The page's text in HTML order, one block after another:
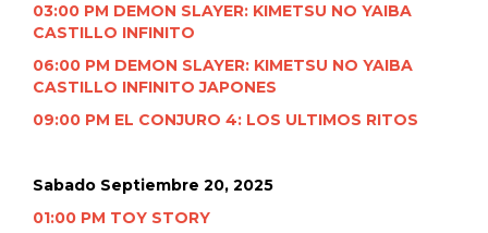
03:00 PM DEMON SLAYER: KIMETSU NO YAIBA
CASTILLO INFINITO
06:00 PM DEMON SLAYER: KIMETSU NO YAIBA
CASTILLO INFINITO JAPONES
09:00 PM EL CONJURO 4: LOS ULTIMOS RITOS
Sabado Septiembre 20, 2025
01:00 PM TOY STORY